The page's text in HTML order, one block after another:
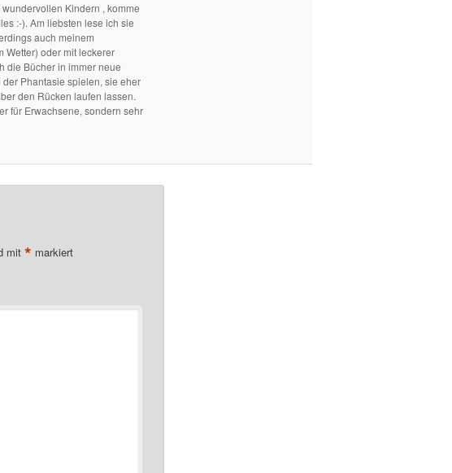
Kindern , komme
:-). Am liebsten lese ich sie
auch meinem
Wetter) oder mit leckerer
die Bücher in immer neue
Phantasie spielen, sie eher
den Rücken laufen lassen.
für Erwachsene, sondern sehr
mit * markiert